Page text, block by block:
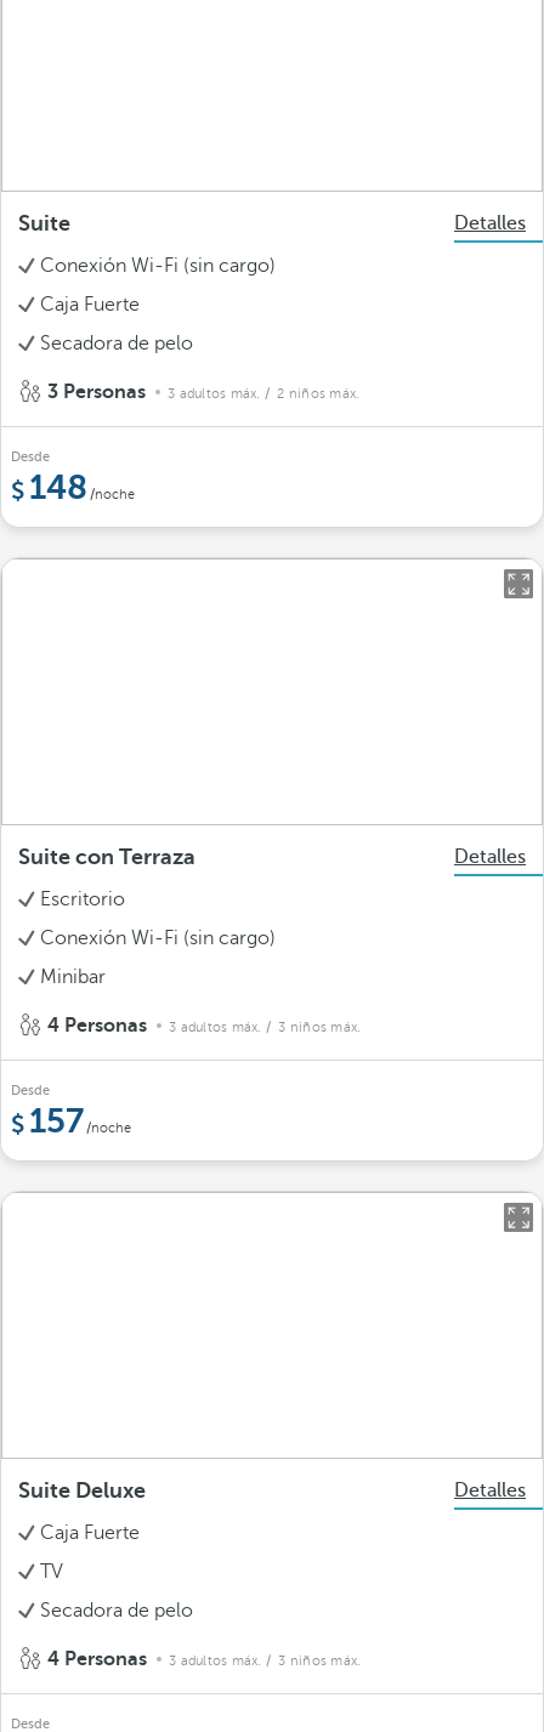
Suite
Detalles
Conexión Wi-Fi (sin cargo)
Caja Fuerte
Secadora de pelo
3 Personas 3 adultos máx. / 2 niños máx.
Desde
148 /noche
Suite con Terraza
Detalles
Escritorio
Conexión Wi-Fi (sin cargo)
Minibar
4 Personas 3 adultos máx. / 3 niños máx.
Desde
157/noche
Suite Deluxe
Detalles
Caja Fuerte
TV
Secadora de pelo
4 Personas 3 adultos máx. / 3 niños máx.
Desde